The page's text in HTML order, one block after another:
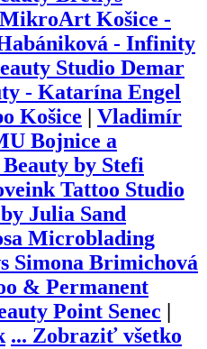
MikroArt Košice -
- Infinity
Studio Demar
- Katarína Engel
Košice
Vladimír
Bojnice a
by Stefi
Tattoo Studio
Julia Sand
Microblading
Simona Brimichová
& Permanent
Point Senec
... Zobraziť všetko